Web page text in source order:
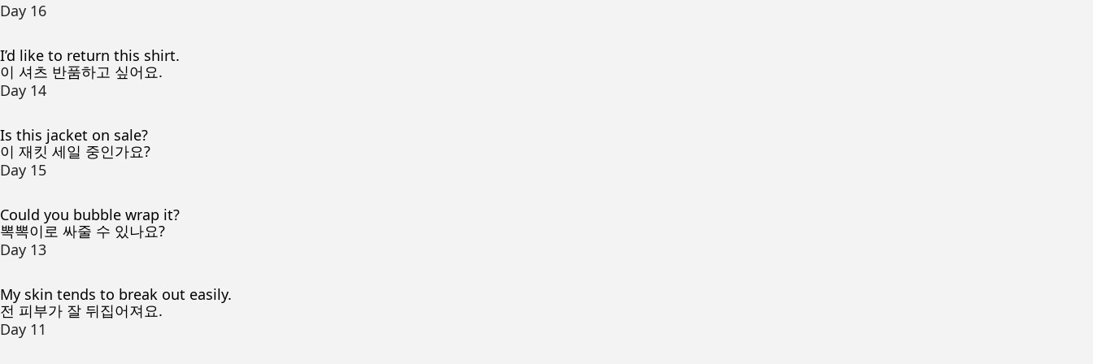
Day 16
I’d like to return this shirt.
이 셔츠 반품하고 싶어요.
Day 14
Is this jacket on sale?
이 재킷 세일 중인가요?
Day 15
Could you bubble wrap it?
뽁뽁이로 싸줄 수 있나요?
Day 13
My skin tends to break out easily.
전 피부가 잘 뒤집어져요.
Day 11